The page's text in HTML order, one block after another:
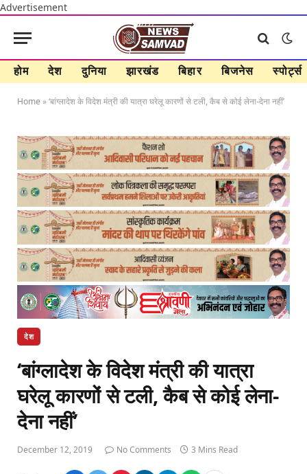
Advertisement
होम देश दुनिया झारखंड बिहार बिजनेस स्पोर्ट्स
Home »‘बांग्लादेश के विदेश मंत्री की यात्रा घरेलू कारणों से टली, कैब से कोई लेना-देना नहीं’
देश
‘बांग्लादेश के विदेश मंत्री की यात्रा
घरेलू कारणों से टली, कैब से कोई लेना-
देना नहीं’
December 12, 2019 No Comments 3 Mins Read